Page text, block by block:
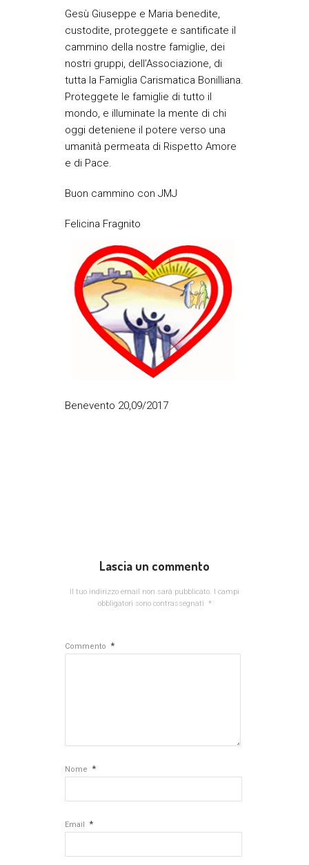
Gesù Giuseppe e Maria benedite,
custodite, proteggete e santificate il
cammino della nostre famiglie, dei
nostri gruppi, dell’Associazione, di
tutta la Famiglia Carismatica Bonilliana.
Proteggete le famiglie di tutto il
mondo, e illuminate la mente di chi
oggi deteniene il potere verso una
umanità permeata di Rispetto Amore
e di Pace.
Buon cammino con JMJ
Felicina Fragnito
Benevento 20,09/2017
Lascia un commento
Il tuo indirizzo email non sarà pubblicato.
I campi
obbligatori sono contrassegnati *
Commento *
Nome *
Email *